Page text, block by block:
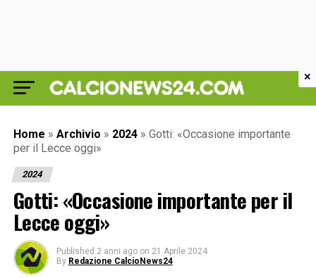
Home » Archivio » 2024 » Gotti: «Occasione importante
per il Lecce oggi»
2024
Gotti: «Occasione importante per il
Lecce oggi»
Published 2 anni ago on 21 Aprile 2024
By Redazione CalcioNews24
×